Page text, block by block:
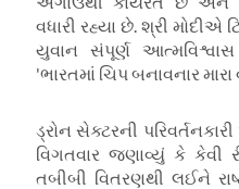
વધારી રહ્યા છે. શ્રી મોદીએ
યુવાન સંપૂર્ણ
'ભારતમાં ચિપ બનાવનાર
ડ્રોન સેક્ટરની
વિગતવાર જણાવ્યું કે કેવી
તબીબી વિતરણથી લઈને